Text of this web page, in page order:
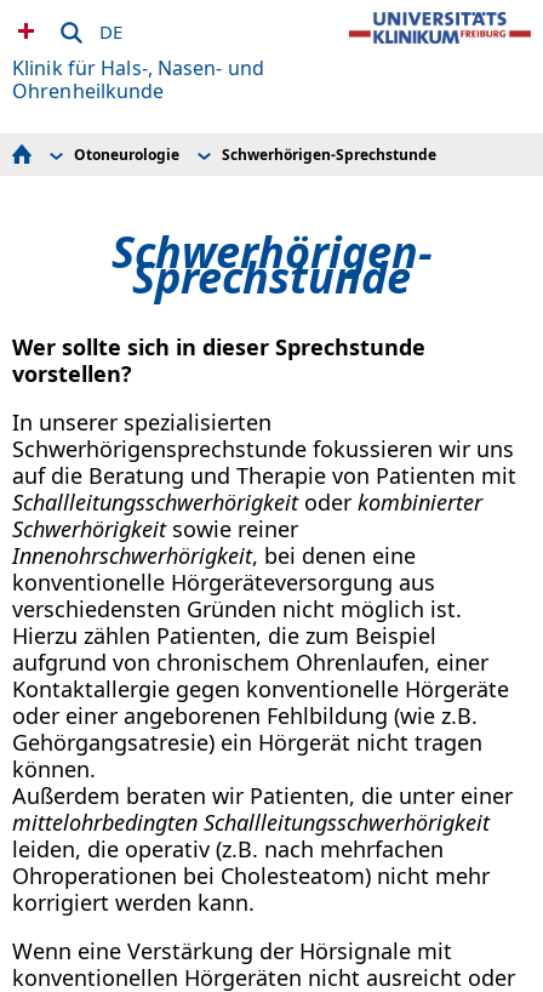
DE
Klinik für Hals-, Nasen- und
Ohrenheilkunde
Fort- und Weiterbildung
Otoneurologie
Schwindel-Sprechstunde
Schwerhörigen-Sprechstunde
Schwerhörigen-
Sprechstunde
Wer sollte sich in dieser Sprechstunde
vorstellen?
In unserer spezialisierten
Schwerhörigensprechstunde fokussieren wir uns
auf die Beratung und Therapie von Patienten mit
Schallleitungsschwerhörigkeitoder kombinierter
Schwerhörigkeitsowie reiner
Innenohrschwerhörigkeit, bei denen eine
konventionelle Hörgeräteversorgung aus
verschiedensten Gründen nicht möglich ist.
Hierzu zählen Patienten, die zum Beispiel
aufgrund von chronischem Ohrenlaufen, einer
Kontaktallergie gegen konventionelle Hörgeräte
oder einer angeborenen Fehlbildung (wie z.B.
Gehörgangsatresie) ein Hörgerät nicht tragen
können.
Außerdem beraten wir Patienten, die unter einer
mittelohrbedingten Schallleitungsschwerhörigkeit
leiden, die operativ (z.B. nach mehrfachen
Ohroperationen bei Cholesteatom) nicht mehr
korrigiert werden kann.
Wenn eine Verstärkung der Hörsignale mit
konventionellen Hörgeräten nicht ausreicht oder